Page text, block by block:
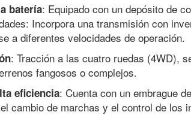
batería: Equipado con un depósito de
Incorpora una transmisión con
a diferentes velocidades de operación.
: Tracción a las cuatro ruedas (4WD),
fangosos o complejos.
eficiencia: Cuenta con un embrague
cambio de marchas y el control de los